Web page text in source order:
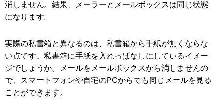
消しません。結果、メーラーとメールボックスは同じ状態
になります。
実際の私書箱と異なるのは、私書箱から手紙が無くならな
い点です。私書箱に手紙を入れっぱなしにしているイメー
ジでしょうか。メールをメールボックスから消しませんの
で、スマートフォンや自宅のPCからでも同じメールを見る
ことができます。